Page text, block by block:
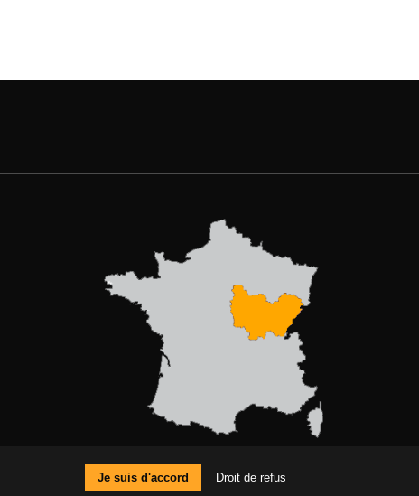
MENTIONS LÉGALES
Je suis d'accord Droit de refus